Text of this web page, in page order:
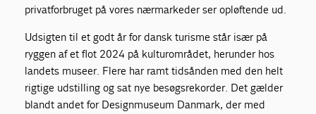
privatforbruget på vores nærmarkeder ser opløftende ud.
Udsigten til et godt år for dansk turisme står især på
ryggen af et flot 2024 på kulturområdet, herunder hos
landets museer. Flere har ramt tidsånden med den helt
rigtige udstilling og sat nye besøgsrekorder. Det gælder
blandt andet for Designmuseum Danmark, der med